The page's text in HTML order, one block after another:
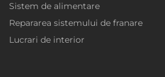
Sistem de alimentare
Repararea sistemului de franare
Lucrari de interior